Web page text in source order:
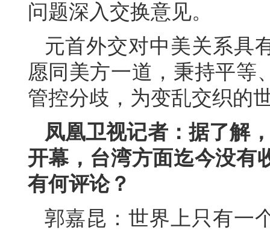
问题深入交换意见。
元首外交对中美关系具
愿同美方一道，秉持平等
管控分歧，为变乱交织的
凤凰卫视记者：据了解
开幕，台湾方面迄今没有
有何评论？
郭嘉昆：世界上只有一